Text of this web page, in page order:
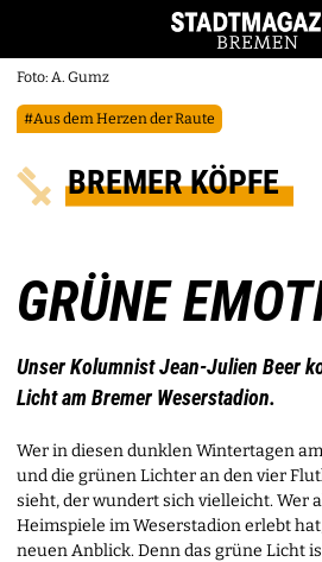
Foto: A. Gumz
#Aus dem Herzen der Raute
BREMER KÖPFE
GRÜNE
Unser Kolumnist Jean-Julien Beer
Licht am Bremer Weserstadion.
Wer in diesen dunklen Wintertagen
und die grünen Lichter an den vier
sieht, der wundert sich vielleicht. Wer
Heimspiele im Weserstadion erlebt
neuen Anblick. Denn das grüne Licht